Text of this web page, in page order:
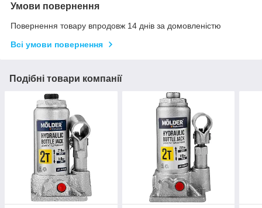
Умови повернення
Повернення товару впродовж 14 днів за домовленістю
Всі умови повернення
Подібні товари компанії